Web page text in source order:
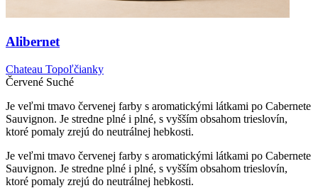
Alibernet
Chateau Topoľčianky
Červené Suché
Je veľmi tmavo červenej farby s aromatickými látkami po Cabernete
Sauvignon. Je stredne plné i plné, s vyšším obsahom trieslovín,
ktoré pomaly zrejú do neutrálnej hebkosti.
Je veľmi tmavo červenej farby s aromatickými látkami po Cabernete
Sauvignon. Je stredne plné i plné, s vyšším obsahom trieslovín,
ktoré pomaly zrejú do neutrálnej hebkosti.